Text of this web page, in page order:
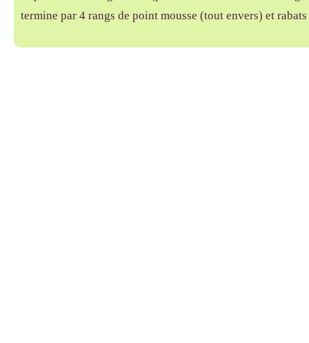
termine par 4 rangs de point mousse (tout envers) et